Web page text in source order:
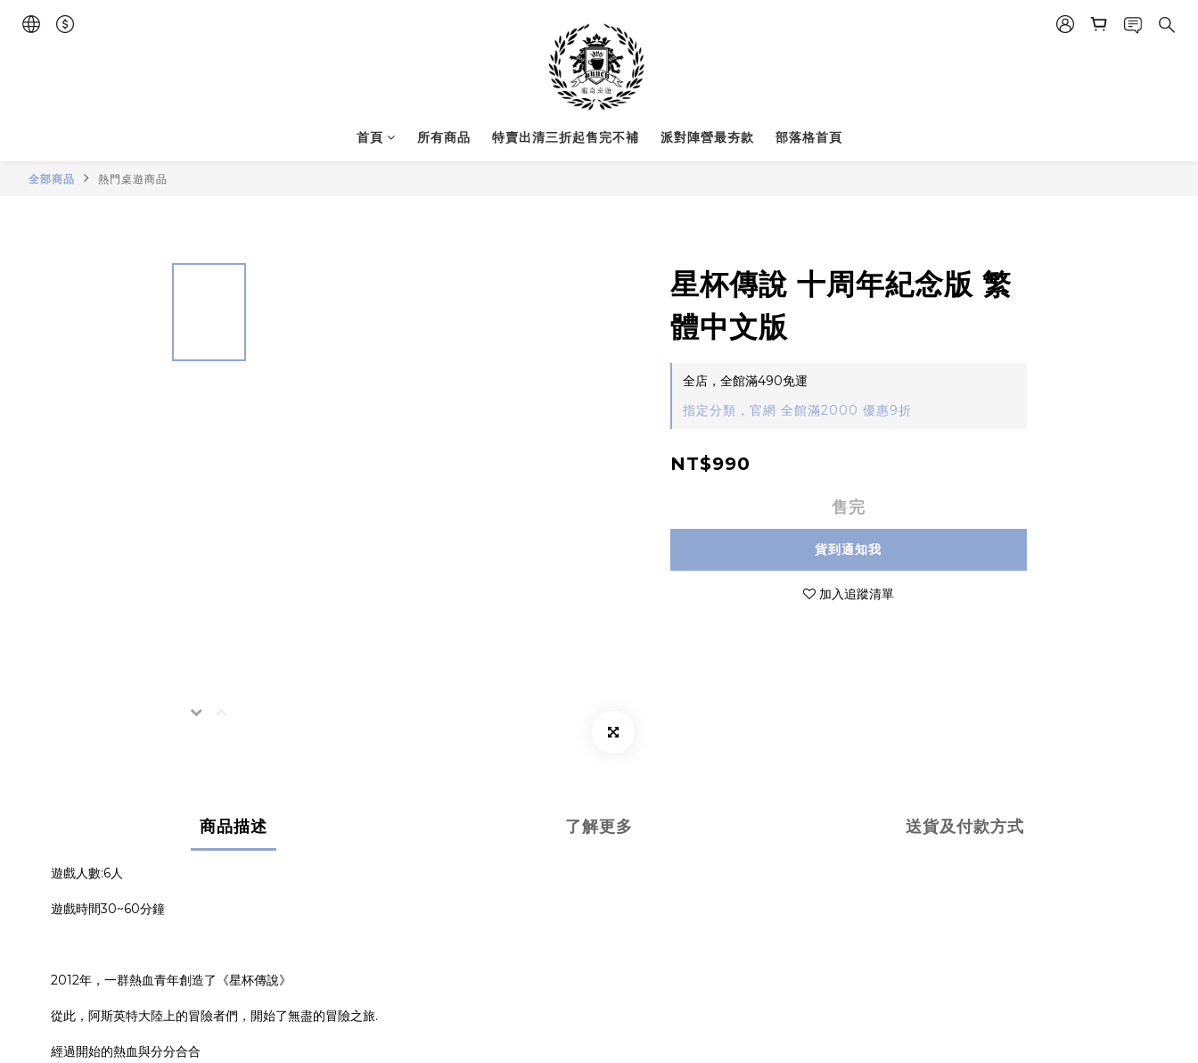
首頁 所有商品 特賣出清三折起售完不補 派對陣營最夯款 部落格首頁
全部商品 熱門桌遊商品
星杯傳說 十周年紀念版 繁
體中文版
全店，全館滿490免運
指定分類，官網 全館滿2000 優惠9折
NT$990
售完
貨到通知我
加入追蹤清單
商品描述 了解更多 送貨及付款方式
遊戲人數:6人
遊戲時間30~60分鐘
2012年，一群熱血青年創造了《星杯傳說》
從此，阿斯英特大陸上的冒險者們，開始了無盡的冒險之旅.
經過開始的熱血與分分合合